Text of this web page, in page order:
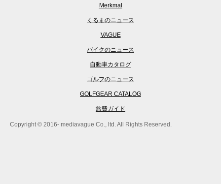
Merkmal
くるまのニュース
VAGUE
バイクのニュース
自動車カタログ
ゴルフのニュース
GOLFGEAR CATALOG
旅費ガイド
Copyright © 2016- mediavague Co., ltd. All Rights Reserved.